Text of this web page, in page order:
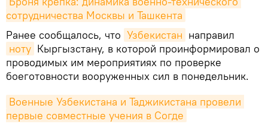
сотрудничества Москвы и Ташкента
Ранее сообщалось, что Узбекистан направил
ноту Кыргызстану, в которой проинформировал о
проводимых им мероприятиях по проверке
боеготовности вооруженных сил в понедельник.
Военные Узбекистана и Таджикистана провели
первые совместные учения в Согде